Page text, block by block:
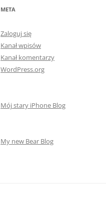
META
Zaloguj się
Kanał wpisów
Kanał komentarzy
WordPress.org
Mój stary iPhone Blog
My new Bear Blog